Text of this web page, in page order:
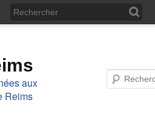
aux
Reims